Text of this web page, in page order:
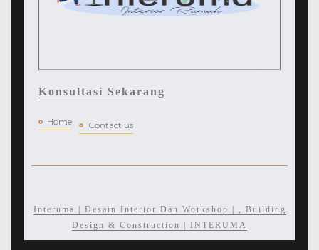
Konsultasi Sekarang
Home Contact us
Interuma | Desain Interior Dan Workshop | , Building
Design & Construction | INTERUMA